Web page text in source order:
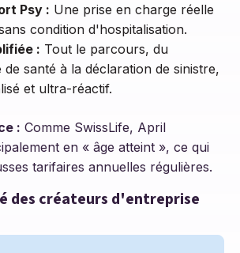
Psy : Une prise en charge réelle
condition d'hospitalisation.
: Tout le parcours, du
de santé à la déclaration de sinistre,
et ultra-réactif.
: Comme SwissLife, April
en « âge atteint », ce qui
tarifaires annuelles régulières.
des créateurs d'entreprise